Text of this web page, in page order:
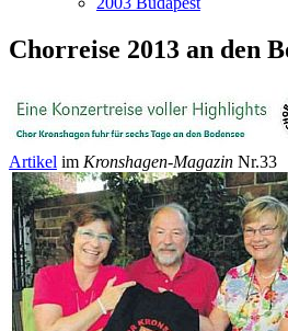
Chorreise 2013 an den
Artikel im Kronshagen-Magazin Nr.33